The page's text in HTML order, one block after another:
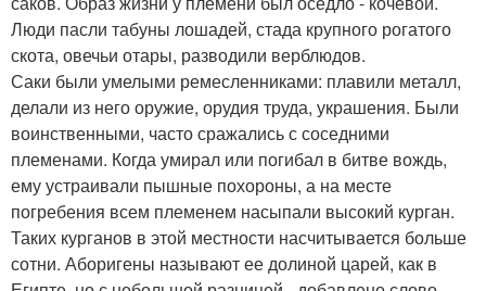
Люди пасли табуны лошадей, стада крупного рогатого
скота, овечьи отары, разводили верблюдов.
Саки были умелыми ремесленниками: плавили металл,
делали из него оружие, орудия труда, украшения. Были
воинственными, часто сражались с соседними
племенами. Когда умирал или погибал в битве вождь,
ему устраивали пышные похороны, а на месте
погребения всем племенем насыпали высокий курган.
Таких курганов в этой местности насчитывается больше
сотни. Аборигены называют ее долиной царей, как в